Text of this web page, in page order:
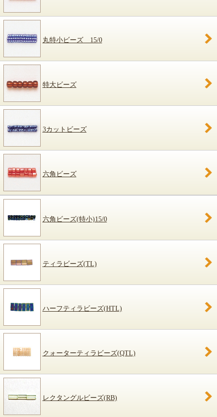
丸特小ビーズ 15/0
特大ビーズ
3カットビーズ
六角ビーズ
六角ビーズ(特小)15/0
ティラビーズ(TL)
ハーフティラビーズ(HTL)
クォーターティラビーズ(QTL)
レクタングルビーズ(RB)